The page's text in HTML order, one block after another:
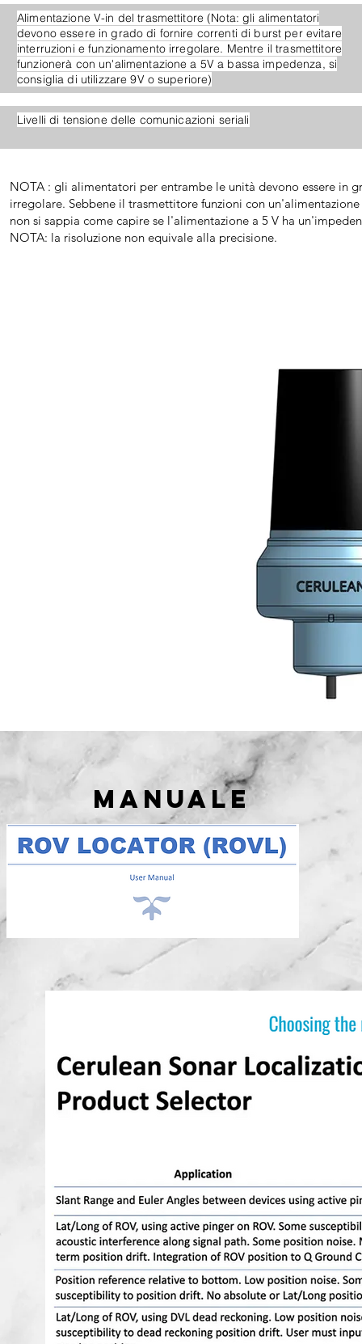
Alimentazione V-in del trasmettitore (Nota: gli alimentatori
devono essere in grado di fornire correnti di burst per evitare
interruzioni e funzionamento irregolare. Mentre il trasmettitore
funzionerà con un'alimentazione a 5V a bassa impedenza, si
consiglia di utilizzare 9V o superiore)
Livelli di tensione delle comunicazioni seriali
NOTA : gli alimentatori per entrambe le unità devono essere in
irregolare. Sebbene il trasmettitore funzioni con
non si sappia come capire se l'alimentazione a 5 V ha
NOTA: la risoluzione non equivale alla precisione.
Manuale